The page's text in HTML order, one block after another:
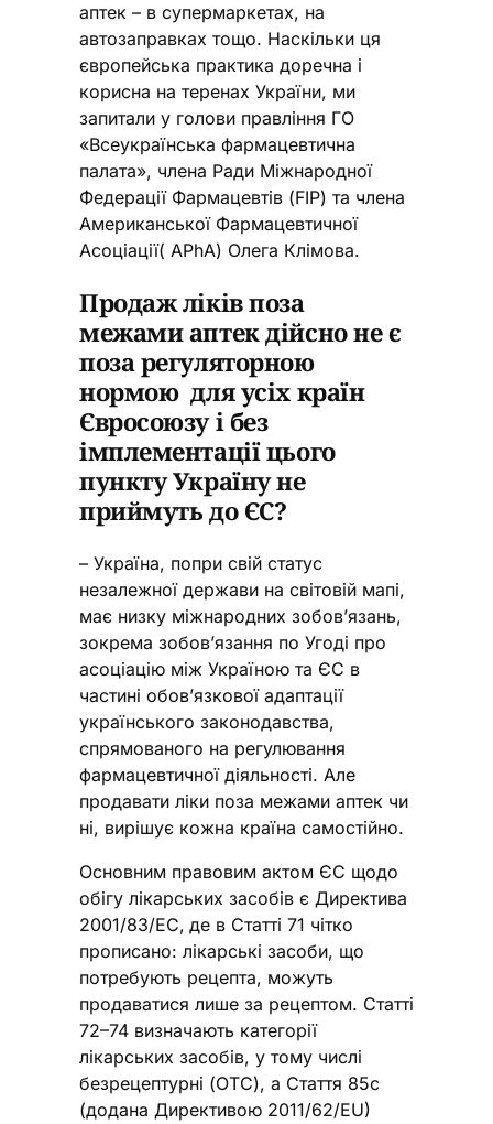
аптек – в супермаркетах, на
автозаправках тощо. Наскільки ця
європейська практика доречна і
корисна на теренах України, ми
запитали у голови правління ГО
«Всеукраїнська фармацевтична
палата», члена Ради Міжнародної
Федерації Фармацевтів (FIP) та члена
Американської Фармацевтичної
Асоціації( APhA) Олега Клімова.
Продаж ліків поза
межами аптек дійсно не є
поза регуляторною
нормою для усіх країн
Євросоюзу і без
імплементації цього
пункту Україну не
приймуть до ЄС?
– Україна, попри свій статус
незалежної держави на світовій мапі,
має низку міжнародних зобов’язань,
зокрема зобов’язання по Угоді про
асоціацію між Україною та ЄС в
частині обов’язкової адаптації
українського законодавства,
спрямованого на регулювання
фармацевтичної діяльності. Але
продавати ліки поза межами аптек чи
ні, вирішує кожна країна самостійно.
Основним правовим актом ЄС щодо
обігу лікарських засобів є Директива
2001/83/EC, де в Статті 71 чітко
прописано: лікарські засоби, що
потребують рецепта, можуть
продаватися лише за рецептом. Статті
72–74 визначають категорії
лікарських засобів, у тому числі
безрецептурні (ОТС), а Стаття 85c
(додана Директивою 2011/62/EU)